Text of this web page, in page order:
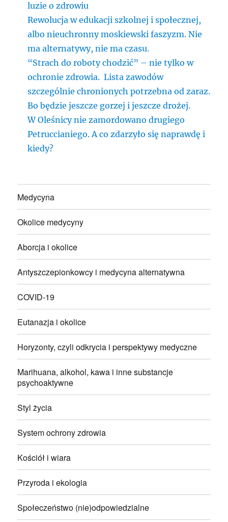
luzie o zdrowiu
Rewolucja w edukacji szkolnej i społecznej,
albo nieuchronny moskiewski faszyzm. Nie
ma alternatywy, nie ma czasu.
“Strach do roboty chodzić” – nie tylko w
ochronie zdrowia. Lista zawodów
szczególnie chronionych potrzebna od zaraz.
Bo będzie jeszcze gorzej i jeszcze drożej.
W Oleśnicy nie zamordowano drugiego
Petruccianiego. A co zdarzyło się naprawdę i
kiedy?
Medycyna
Okolice medycyny
Aborcja i okolice
Antyszczepionkowcy i medycyna alternatywna
COVID-19
Eutanazja i okolice
Horyzonty, czyli odkrycia i perspektywy medyczne
Marihuana, alkohol, kawa i inne substancje
psychoaktywne
Styl życia
System ochrony zdrowia
Kościół i wiara
Przyroda i ekologia
Społeczeństwo (nie)odpowiedzialne